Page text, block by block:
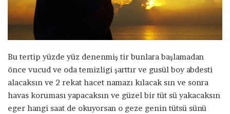
m
e
k
Bu tertip yüzde yüz denenmiş tir bunlara başlamadan
önce vucud ve oda temizligi şarttır ve gusül boy abdesti
alacaksın ve 2 rekat hacet namazı kılacak sın ve sonra
havas koruması yapacaksın ve güzel bir tüt sü yakacaksın
eger hangi saat de okuyorsan o geze genin tütsü sünü